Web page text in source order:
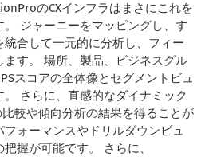
のCXインフラはまさにこれを
ジャーニーをマッピングし、す
合して一元的に分析し、フィー
ます。 場所、製品、ビジネスグル
スコアの全体像とセグメントビュ
さらに、直感的なダイナミック
較や傾向分析の結果を得ることが
ォーマンスやドリルダウンビュ
握が可能です。 さらに、